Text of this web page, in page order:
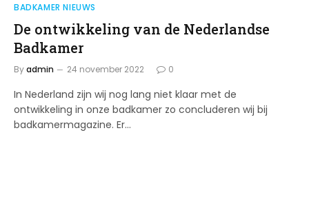
BADKAMER NIEUWS
De ontwikkeling van de Nederlandse
Badkamer
Byadmin 24 november 2022 0
In Nederland zijn wij nog lang niet klaar met de
ontwikkeling in onze badkamer zo concluderen wij bij
badkamermagazine. Er…